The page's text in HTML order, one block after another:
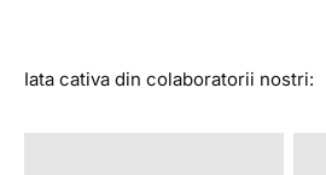
Iata cativa din colaboratorii nostri: